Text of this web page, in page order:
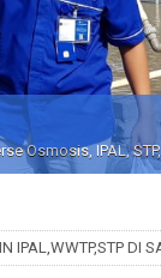
Osmosis, IPAL,
IPAL,WWTP,STP DI